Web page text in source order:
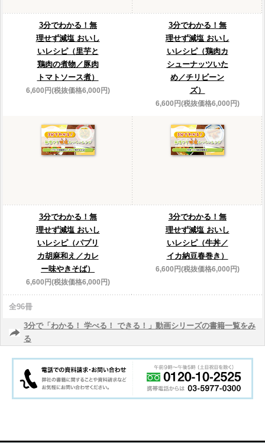
3分でわかる！無
理せず減塩 おいし
いレシピ（里芋と
鶏肉の煮物／豚肉
トマトソース煮）
6,600円(税抜価格6,000円)
3分でわかる！無
理せず減塩 おいし
いレシピ（鶏肉カ
シューナッツいた
め／チリビーン
ズ）
6,600円(税抜価格6,000円)
3分でわかる！無
理せず減塩 おいし
いレシピ（パプリ
カ胡麻和え／カレ
ー味やきそば）
6,600円(税抜価格6,000円)
3分でわかる！無
理せず減塩 おいし
いレシピ（牛丼／
イカ納豆春巻き）
6,600円(税抜価格6,000円)
全96冊
3分で「わかる！ 学べる！ できる！」動画シリーズの書籍一覧をみ
る